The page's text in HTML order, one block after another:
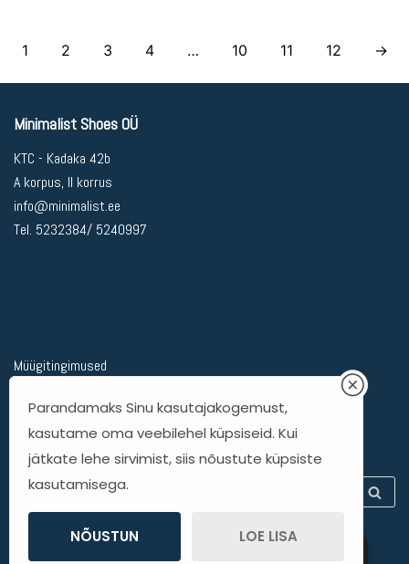
1 2 3 4 … 10 11 12 →
Minimalist Shoes OÜ
KTC - Kadaka 42b
A korpus, II korrus
info@minimalist.ee
Tel. 5232384/ 5240997
Müügitingimused
Kohaletoimetamine
Kauba tagastamine
Parandamaks Sinu kasutajakogemust,
kasutame oma veebilehel küpsiseid. Kui
jätkate lehe sirvimist, siis nõustute küpsiste
kasutamisega.
NÕUSTUN LOE LISA